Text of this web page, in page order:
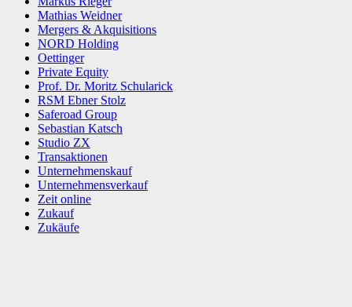
Mathias Weidner
Mergers & Akquisitions
NORD Holding
Oettinger
Private Equity
Prof. Dr. Moritz Schularick
RSM Ebner Stolz
Saferoad Group
Sebastian Katsch
Studio ZX
Transaktionen
Unternehmenskauf
Unternehmensverkauf
Zeit online
Zukauf
Zukäufe